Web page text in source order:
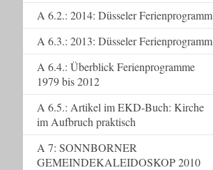
A 6.2.: 2014: Düsseler Ferienprogramm
A 6.3.: 2013: Düsseler Ferienprogramm
A 6.4.: Überblick Ferienprogramme
1979 bis 2012
A 6.5.: Artikel im EKD-Buch: Kirche
im Aufbruch praktisch
A 7: SONNBORNER
GEMEINDEKALEIDOSKOP 2010